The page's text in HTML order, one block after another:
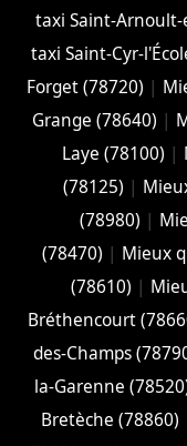
taxi Saint-Arnoult-
taxi Saint-Cyr-
Forget (78720) |
Grange (78640) |
Laye (78100) |
(78125) |
(78980) |
(78470) | Mieux
(78610) |
Bréthencourt
des-Champs
la-Garenne
Bretèche (78860)